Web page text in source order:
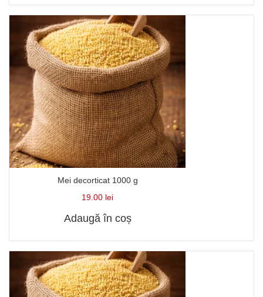
Mei decorticat 1000 g
19.00 lei
Adaugă în coș